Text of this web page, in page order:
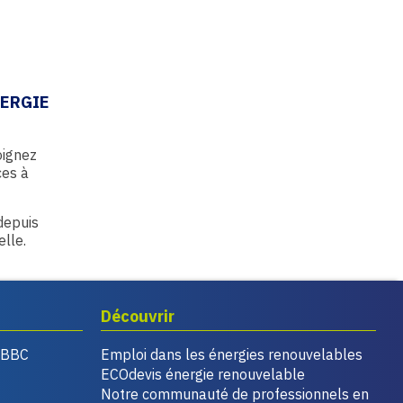
à
Découvrir
Emploi dans les énergies renouvelables
ECOdevis énergie renouvelable
Notre communauté de professionnels en